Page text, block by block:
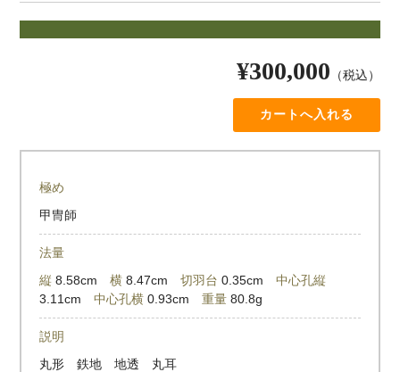
¥300,000 （税込）
極め
甲冑師
法量
縦 8.58cm横 8.47cm切羽台 0.35cm中心孔縦
3.11cm中心孔横 0.93cm重量 80.8g
説明
丸形 鉄地 地透 丸耳